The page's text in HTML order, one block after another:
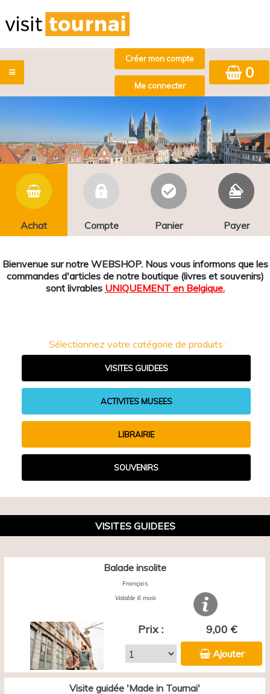
0
Achat Compte Panier Payer
Bienvenue sur notre WEBSHOP. Nous vous informons que les
commandes d'articles de notre boutique (livres et souvenirs)
sont livrables UNIQUEMENT en Belgique.
Sélectionnez votre catégorie de produits :
VISITES GUIDEES
ACTIVITES MUSEES
LIBRAIRIE
SOUVENIRS
VISITES GUIDEES
Balade insolite
Français
Valable 6 mois
Prix : 9,00 €
Ajouter
Visite guidée 'Made in Tournai'